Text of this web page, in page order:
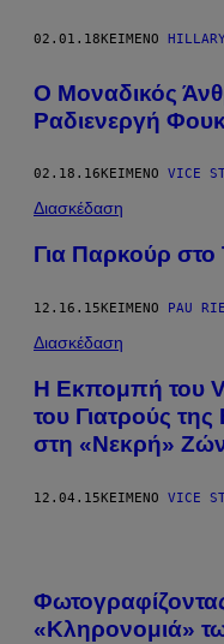
02.01.18ΚΕΊΜΕΝΟ
Ο Μοναδικός
Ραδιενεργή
02.18.16 ΚΕΊΜΕΝΟ VICE
Διασκέδαση
Για Παρκούρ
12.16.15ΚΕΊΜΕΝΟ PAU
Διασκέδαση
Η Εκπομπή του
του Γιατρούς
στη «Νεκρή»
12.04.15ΚΕΊΜΕΝΟ VICE
«Κληρονομιά»